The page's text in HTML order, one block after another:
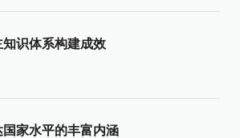
识体系构建成效
家水平的丰富内涵